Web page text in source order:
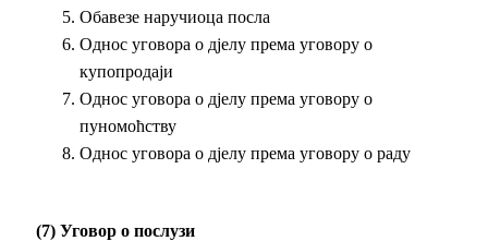
Обавезе наручиоца посла
Однос уговора о дјелу према уговору о
купопродаји
Однос уговора о дјелу према уговору о
пуномоћству
Однос уговора о дјелу према уговору о раду
(7) Уговор о послузи